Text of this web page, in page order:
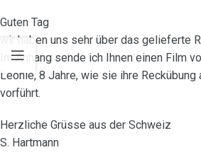
Guten Tag
wir haben uns sehr über das gelieferte
Im Anhang sende ich Ihnen einen Film
Leonie, 8 Jahre, wie sie ihre Reckübung
vorführt.
Herzliche Grüsse aus der Schweiz
S. Hartmann